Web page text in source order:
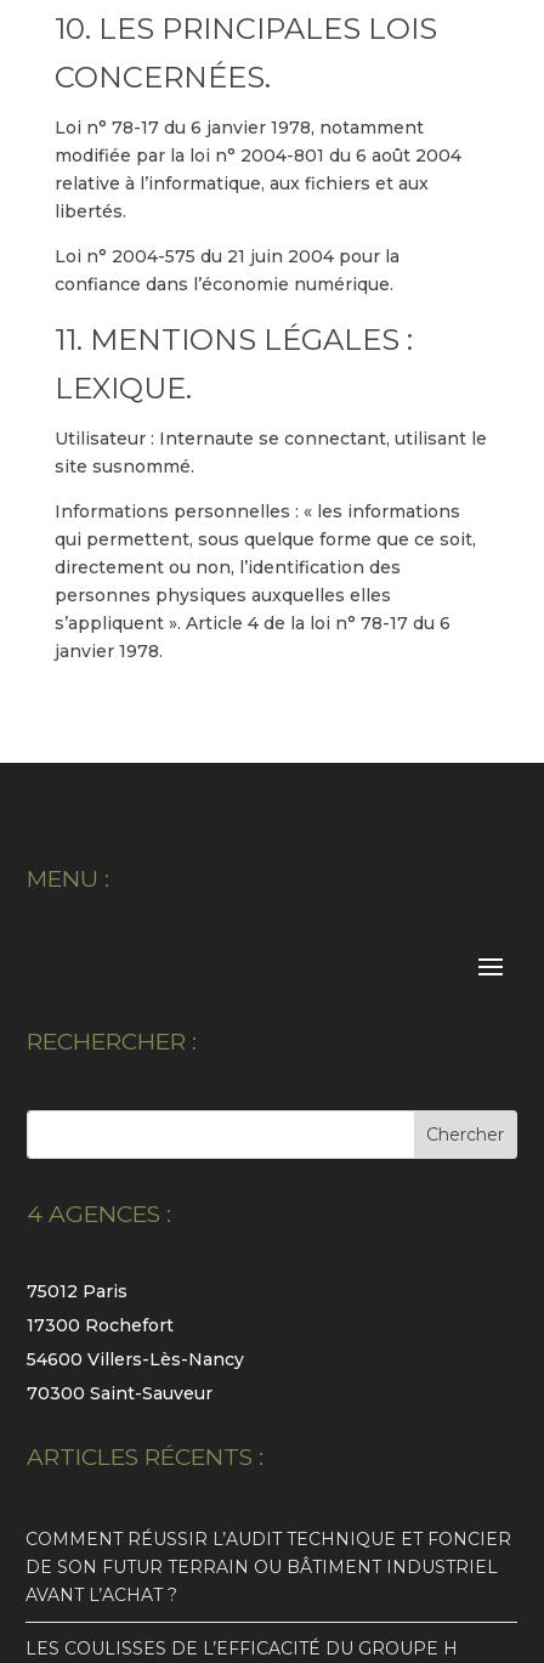
10. LES PRINCIPALES LOIS
CONCERNÉES.
Loi n° 78-17 du 6 janvier 1978, notamment
modifiée par la loi n° 2004-801 du 6 août 2004
relative à l’informatique, aux fichiers et aux
libertés.
Loi n° 2004-575 du 21 juin 2004 pour la
confiance dans l’économie numérique.
11. MENTIONS LÉGALES :
LEXIQUE.
Utilisateur : Internaute se connectant, utilisant le
site susnommé.
Informations personnelles : « les informations
qui permettent, sous quelque forme que ce soit,
directement ou non, l’identification des
personnes physiques auxquelles elles
s’appliquent ». Article 4 de la loi n° 78-17 du 6
janvier 1978.
MENU :
RECHERCHER :
4 AGENCES :
75012 Paris
17300 Rochefort
54600 Villers-Lès-Nancy
70300 Saint-Sauveur
ARTICLES RÉCENTS :
COMMENT RÉUSSIR L’AUDIT TECHNIQUE ET FONCIER
DE SON FUTUR TERRAIN OU BÂTIMENT INDUSTRIEL
AVANT L’ACHAT ?
LES COULISSES DE L’EFFICACITÉ DU GROUPE H